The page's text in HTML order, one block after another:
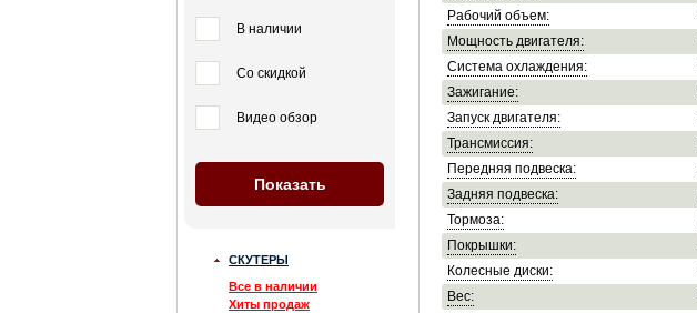
В наличии
Со скидкой
Видео обзор
СКУТЕРЫ
Все в наличии
Хиты продаж
Рабочий объем:
Мощность двигателя:
Система охлаждения:
Зажигание:
Запуск двигателя:
Трансмиссия:
Передняя подвеска:
Задняя подвеска:
Тормоза:
Покрышки:
Колесные диски:
Вес: